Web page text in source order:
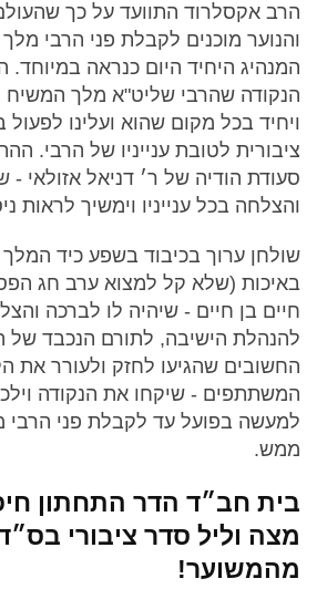
הרב אקסלרוד התוועד על כך
והנוער מוכנים לקבלת פני הרבי
המנהיג היחיד היום כנראה במיוחד.
הנקודה שהרבי שליט"א מלך המשיח
ויחיד בכל מקום שהוא ועלינו
ציבורית לטובת ענייניו של הרבי.
סעודת הודיה של ר׳ דניאל אזולאי -
והצלחה בכל ענייניו וימשיך לראות
שולחן ערוך בכיבוד בשפע כיד
באיכות (שלא קל למצוא ערב חג
חיים בן חיים - שיהיה לו לברכה
להנהלת הישיבה, לתורם הנכבד של
החשובים שהגיעו לחזק ולעורר את
המשתתפים - שיקחו את הנקודה
למעשה בפועל עד לקבלת פני הרבי
ממש.
בית חב״ד הדר התחתון
מצה וליל סדר ציבורי
מהמשוער!